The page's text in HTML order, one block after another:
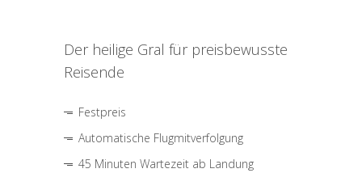
Der heilige Gral für preisbewusste
Reisende
Festpreis
Automatische Flugmitverfolgung
45 Minuten Wartezeit ab Landung